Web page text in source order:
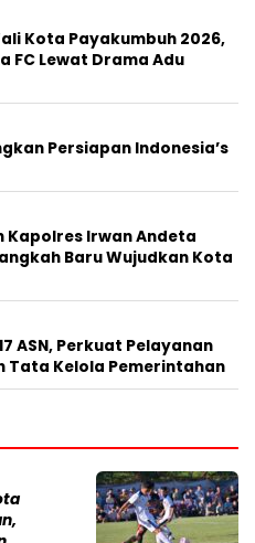
Kota Payakumbuh 2026,
FC Lewat Drama Adu
Persiapan Indonesia’s
Kapolres Irwan Andeta
Baru Wujudkan Kota
ASN, Perkuat Pelayanan
Tata Kelola Pemerintahan